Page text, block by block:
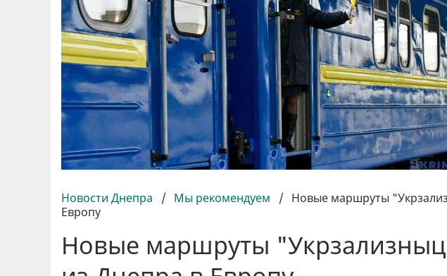
Новости Днепра / Мы рекомендуем / Новые маршруты
Европу
Новые маршруты